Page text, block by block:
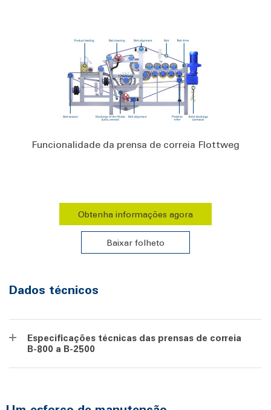
Funcionalidade da prensa de correia Flottweg
Obtenha informações agora
Baixar folheto
Dados técnicos
Especificações técnicas das prensas de correia
B-800 a B-2500